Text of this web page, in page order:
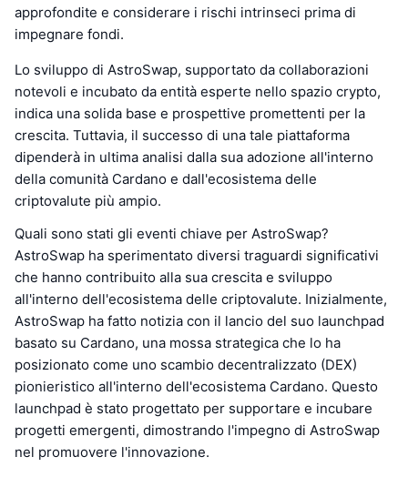
approfondite e considerare i rischi intrinseci prima di
impegnare fondi.
Lo sviluppo di AstroSwap, supportato da collaborazioni
notevoli e incubato da entità esperte nello spazio crypto,
indica una solida base e prospettive promettenti per la
crescita. Tuttavia, il successo di una tale piattaforma
dipenderà in ultima analisi dalla sua adozione all'interno
della comunità Cardano e dall'ecosistema delle
criptovalute più ampio.
Quali sono stati gli eventi chiave per AstroSwap?
AstroSwap ha sperimentato diversi traguardi significativi
che hanno contribuito alla sua crescita e sviluppo
all'interno dell'ecosistema delle criptovalute. Inizialmente,
AstroSwap ha fatto notizia con il lancio del suo launchpad
basato su Cardano, una mossa strategica che lo ha
posizionato come uno scambio decentralizzato (DEX)
pionieristico all'interno dell'ecosistema Cardano. Questo
launchpad è stato progettato per supportare e incubare
progetti emergenti, dimostrando l'impegno di AstroSwap
nel promuovere l'innovazione.